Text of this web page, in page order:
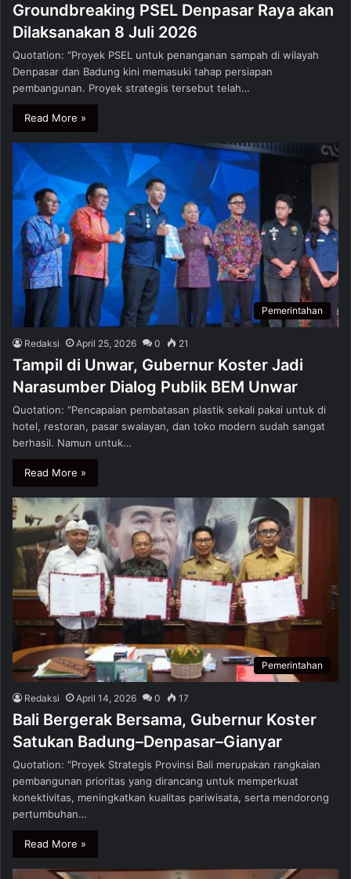
Groundbreaking PSEL Denpasar Raya akan
Dilaksanakan 8 Juli 2026
Quotation: “Proyek PSEL untuk penanganan sampah di wilayah
Denpasar dan Badung kini memasuki tahap persiapan
pembangunan. Proyek strategis tersebut telah…
Read More »
Pemerintahan
Redaksi April 25, 2026 0 21
Tampil di Unwar, Gubernur Koster Jadi
Narasumber Dialog Publik BEM Unwar
Quotation: “Pencapaian pembatasan plastik sekali pakai untuk di
hotel, restoran, pasar swalayan, dan toko modern sudah sangat
berhasil. Namun untuk…
Read More »
Pemerintahan
Redaksi April 14, 2026 0 17
Bali Bergerak Bersama, Gubernur Koster
Satukan Badung–Denpasar–Gianyar
Quotation: “Proyek Strategis Provinsi Bali merupakan rangkaian
pembangunan prioritas yang dirancang untuk memperkuat
konektivitas, meningkatkan kualitas pariwisata, serta mendorong
pertumbuhan…
Read More »